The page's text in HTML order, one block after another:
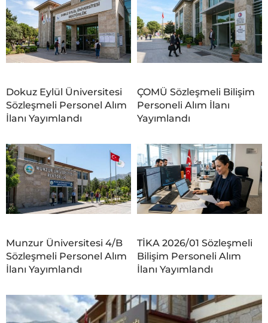
Dokuz Eylül Üniversitesi
Sözleşmeli Personel Alım
İlanı Yayımlandı
ÇOMÜ Sözleşmeli Bilişim
Personeli Alım İlanı
Yayımlandı
Munzur Üniversitesi 4/B
Sözleşmeli Personel Alım
İlanı Yayımlandı
TİKA 2026/01 Sözleşmeli
Bilişim Personeli Alım
İlanı Yayımlandı